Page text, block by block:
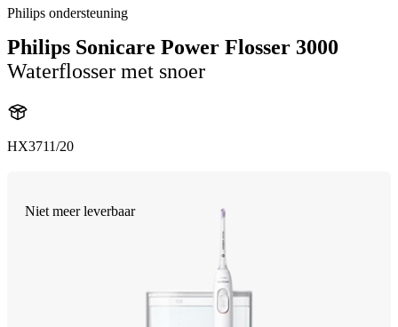
Philips ondersteuning
Philips Sonicare Power Flosser 3000
Waterflosser met snoer
HX3711/20
Niet meer leverbaar